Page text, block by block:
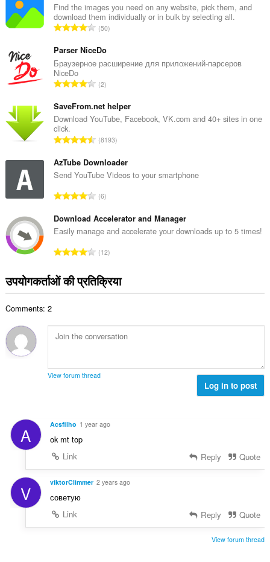
Find the images you need on any website, pick them, and
download them individually or in bulk by selecting all.
रे
ग
की
ल
ख्या
:
50
Parser NiceDo
Браузерное расширение для приложений-парсеров
NiceDo
रे
ग
की
ल
ख्या
:
2
SaveFrom.net helper
Download YouTube, Facebook, VK.com and 40+ sites in one
click.
रे
ग
की
ल
ख्या
:
8193
AzTube Downloader
Send YouTube Videos to your smartphone
रे
ग
की
ल
ख्या
:
6
Download Accelerator and Manager
Easily manage and accelerate your downloads up to 5 times!
रे
ग
की
सं
ख्या
12
उपयोगकर्ताओं की प्रतिक्रिया
Comments: 2
View forum thread
Log in to post
A Acsfilho 1 year ago
ok mt top
Link
Reply Quote
V viktorClimmer 2 years ago
советую
Link
Reply Quote
View forum thread